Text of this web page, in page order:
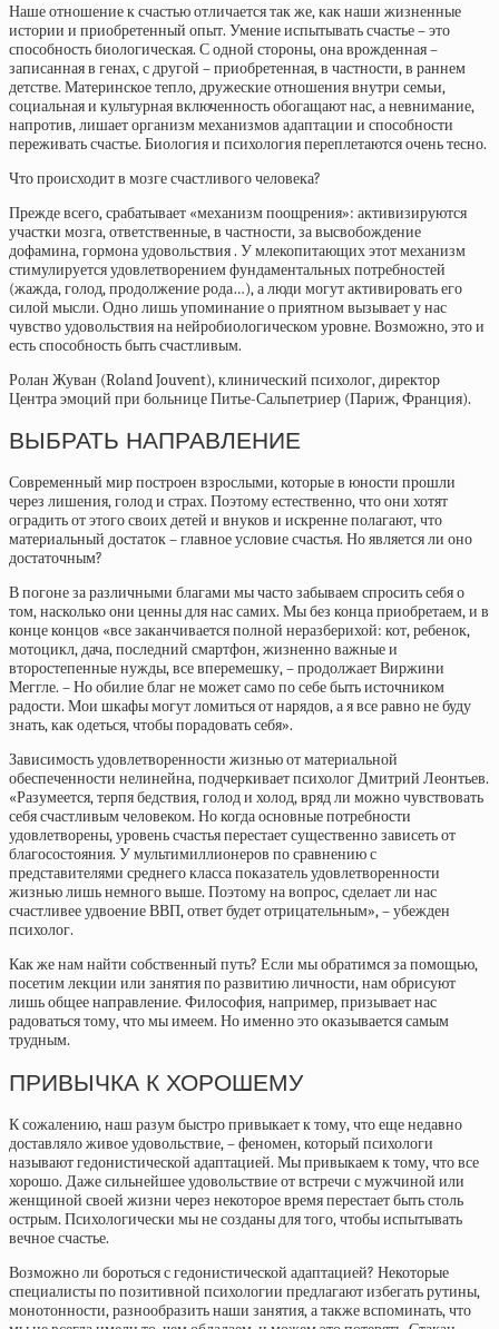
Наше отношение к счастью отличается так же, как наши жизненные
истории и приобретенный опыт. Умение испытывать счастье – это
способность биологическая. С одной стороны, она врожденная –
записанная в генах, с другой – приобретенная, в частности, в раннем
детстве. Материнское тепло, дружеские отношения внутри семьи,
социальная и культурная включенность обогащают нас, а невнимание,
напротив, лишает организм механизмов адаптации и способности
переживать счастье. Биология и психология переплетаются очень тесно.
Что происходит в мозге счастливого человека?
Прежде всего, срабатывает «механизм поощрения»: активизируются
участки мозга, ответственные, в частности, за высвобождение
дофамина, гормона удовольствия . У млекопитающих этот механизм
стимулируется удовлетворением фундаментальных потребностей
(жажда, голод, продолжение рода…), а люди могут активировать его
силой мысли. Одно лишь упоминание о приятном вызывает у нас
чувство удовольствия на нейробиологическом уровне. Возможно, это и
есть способность быть счастливым.
Ролан Жуван (Roland Jouvent), клинический психолог, директор
Центра эмоций при больнице Питье-Сальпетриер (Париж, Франция).
ВЫБРАТЬ НАПРАВЛЕНИЕ
Современный мир построен взрослыми, которые в юности прошли
через лишения, голод и страх. Поэтому естественно, что они хотят
оградить от этого своих детей и внуков и искренне полагают, что
материальный достаток – главное условие счастья. Но является ли оно
достаточным?
В погоне за различными благами мы часто забываем спросить себя о
том, насколько они ценны для нас самих. Мы без конца приобретаем, и в
конце концов «все заканчивается полной неразберихой: кот, ребенок,
мотоцикл, дача, последний смартфон, жизненно важные и
второстепенные нужды, все вперемешку, – продолжает Виржини
Меггле. – Но обилие благ не может само по себе быть источником
радости. Мои шкафы могут ломиться от нарядов, а я все равно не буду
знать, как одеться, чтобы порадовать себя».
Зависимость удовлетворенности жизнью от материальной
обеспеченности нелинейна, подчеркивает психолог Дмитрий Леонтьев.
«Разумеется, терпя бедствия, голод и холод, вряд ли можно чувствовать
себя счастливым человеком. Но когда основные потребности
удовлетворены, уровень счастья перестает существенно зависеть от
благосостояния. У мультимиллионеров по сравнению с
представителями среднего класса показатель удовлетворенности
жизнью лишь немного выше. Поэтому на вопрос, сделает ли нас
счастливее удвоение ВВП, ответ будет отрицательным», – убежден
психолог.
Как же нам найти собственный путь? Если мы обратимся за помощью,
посетим лекции или занятия по развитию личности, нам обрисуют
лишь общее направление. Философия, например, призывает нас
радоваться тому, что мы имеем. Но именно это оказывается самым
трудным.
ПРИВЫЧКА К ХОРОШЕМУ
К сожалению, наш разум быстро привыкает к тому, что еще недавно
доставляло живое удовольствие, – феномен, который психологи
называют гедонистической адаптацией. Мы привыкаем к тому, что все
хорошо. Даже сильнейшее удовольствие от встречи с мужчиной или
женщиной своей жизни через некоторое время перестает быть столь
острым. Психологически мы не созданы для того, чтобы испытывать
вечное счастье.
Возможно ли бороться с гедонистической адаптацией? Некоторые
специалисты по позитивной психологии предлагают избегать рутины,
монотонности, разнообразить наши занятия, а также вспоминать, что